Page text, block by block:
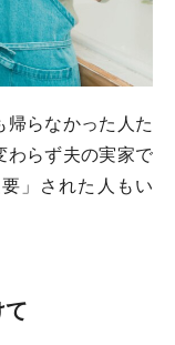
帰らなかった人た
わらず夫の実家で
」された人もい